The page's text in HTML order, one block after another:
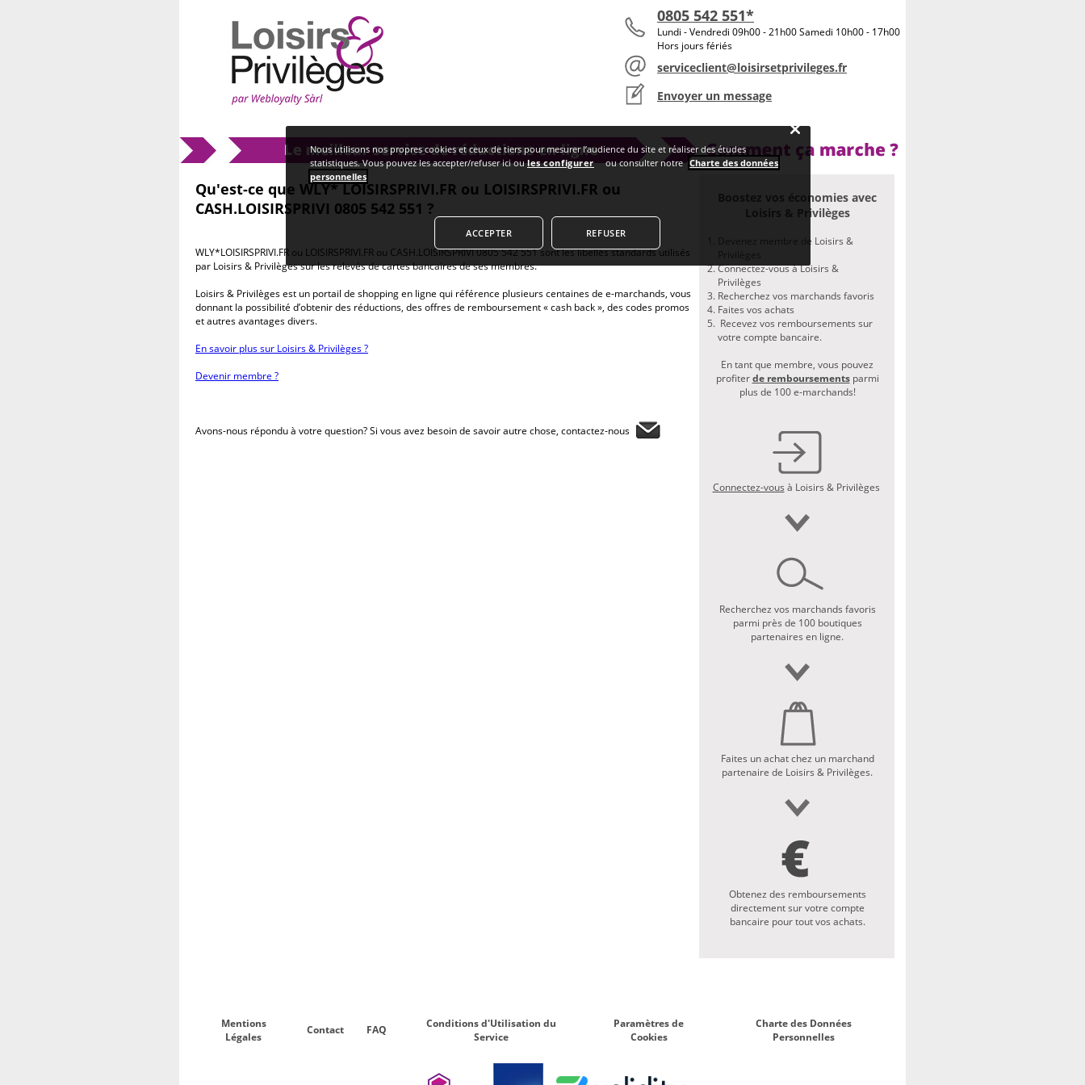
0805 542 551*
Lundi - Vendredi 09h00 - 21h00 Samedi 10h00 - 17h00
Hors jours fériés
serviceclient@loisirsetprivileges.fr
Envoyer un message
Home >> Qu'est-ce que WLY* LOISIRSPRIVI.FR ou LOISIRSPRIVI.FR ou CASH.LOISIRSPRIVI 0805 542 551 ?
Qu'est-ce que WLY* LOISIRSPRIVI.FR ou LOISIRSPRIVI.FR ou
CASH.LOISIRSPRIVI 0805 542 551 ?
WLY*LOISIRSPRIVI.FR ou LOISIRSPRIVI.FR ou CASH.LOISIRSPRIVI0805 542 551 sont les libellés standards utilisés
par Loisirs & Privilèges sur les relevés de cartes bancaires de ses membres.
Loisirs & Privilèges est un portail de shopping en ligne qui référence plusieurs centaines de e-marchands, vous
donnant la possibilité d’obtenir des réductions, des offres de remboursement « cash back », des codes promos
et autres avantages divers.
En savoir plus sur Loisirs & Privilèges ?
Devenir membre ?
Avons-nous répondu à votre question? Si vous avez besoin de savoir autre chose, contactez-nous
Boostez vos économies avec
Loisirs & Privilèges
Devenez membre de Loisirs &
Privilèges
Connectez-vous à Loisirs &
Privilèges
Recherchez vos marchands favoris
Faites vos achats
Recevez vos remboursements sur
votre compte bancaire.
En tant que membre, vous pouvez
profiterde remboursements parmi
plus de 100 e-marchands!
Connectez-vous à Loisirs & Privilèges
Recherchez vos marchands favoris
parmi près de 100 boutiques
partenaires en ligne.
Faites un achat chez un marchand
partenaire de Loisirs & Privilèges.
Obtenez des remboursements
directement sur votre compte
bancaire pour tout vos achats.
Mentions
Légales
Contact FAQ
Conditions d'Utilisation du
Service
Paramètres de
Cookies
Charte des Données
Personnelles
Nous utilisons nos propres cookies et ceux de tiers pour mesurer l’audience du site et réaliser des études
statistiques. Vous pouvez les accepter/refuser ici oules configurer ou consulter notre Charte des données
personnelles
REFUSER
ACCEPTER